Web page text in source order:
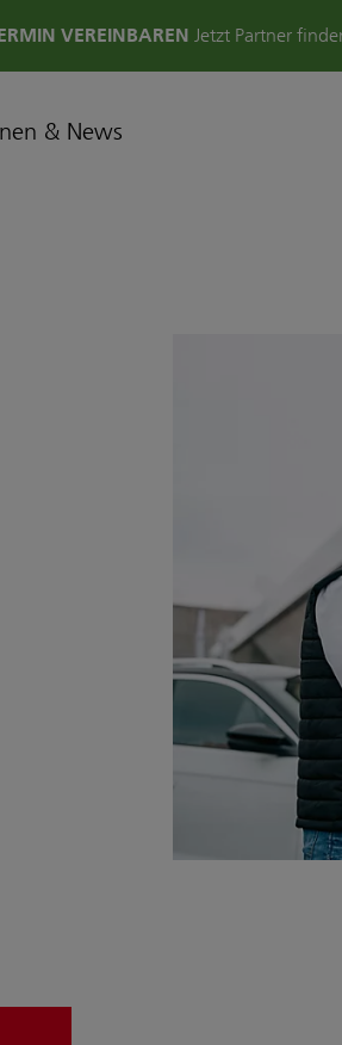
VEREINBAREN Jetzt Partner
& News